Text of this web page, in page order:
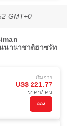
GMT+0
นานาชาติฮาซรัท
เริ่มจาก
US$ 221.77
ราคา/ คน
จอง